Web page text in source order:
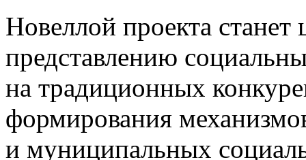
Новеллой проекта
представлению
на традиционных
формирования
и муниципальных